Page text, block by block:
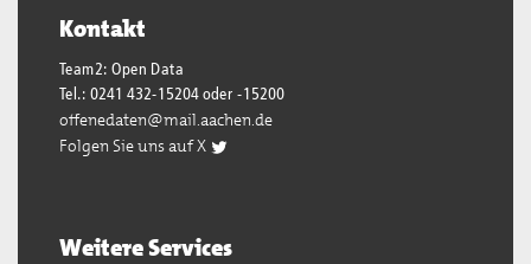
Kontakt
Team2: Open Data
Tel.: 0241 432-15204 oder -15200
offenedaten@mail.aachen.de
Folgen Sie uns auf X
Weitere Services